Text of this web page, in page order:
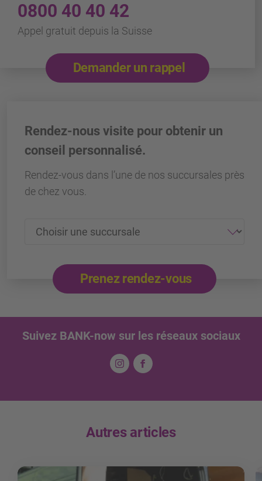
0800 40 40 42
Appel gratuit depuis la Suisse
Demander un rappel
Rendez-nous visite pour obtenir un
conseil personnalisé.
Rendez-vous dans l’une de nos succursales près
de chez vous.
Prenez rendez-vous
Suivez BANK-now sur les réseaux sociaux
Autres articles